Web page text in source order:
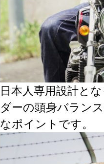
日本人専用設計と
ダーの頭身バラン
なポイントです。